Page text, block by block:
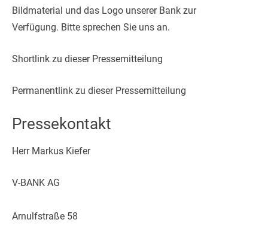
Bildmaterial und das Logo unserer Bank zur
Verfügung. Bitte sprechen Sie uns an.
Shortlink zu dieser Pressemitteilung
Permanentlink zu dieser Pressemitteilung
Pressekontakt
Herr Markus Kiefer
V-BANK AG
Arnulfstraße 58